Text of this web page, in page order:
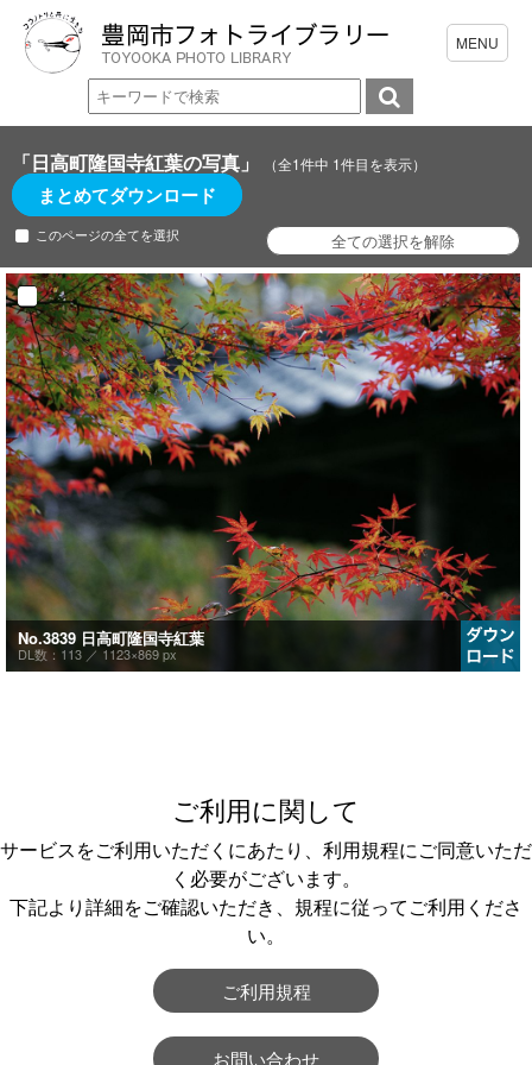
「日高町隆国寺紅葉の写真」 （全1件中 1件目を表示）
まとめてダウンロード
このページの全てを選択
No.3839 日高町隆国寺紅葉
DL数：113 ／ 1123×869 px
ご利用に関して
サービスをご利用いただくにあたり、利用規程にご同意いただ
く必要がございます。
下記より詳細をご確認いただき、規程に従ってご利用くださ
い。
ご利用規程
お問い合わせ